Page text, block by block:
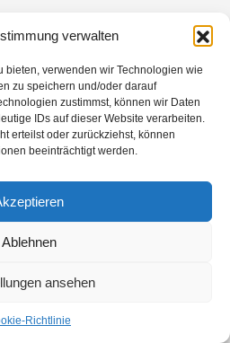
verwalten
bieten, verwenden wir Technologien wie
zu speichern und/oder darauf
zustimmst, können wir Daten
IDs auf dieser Website verarbeiten.
erteilst oder zurückziehst, können
beeinträchtigt werden.
Ablehnen
ansehen
Richtlinie